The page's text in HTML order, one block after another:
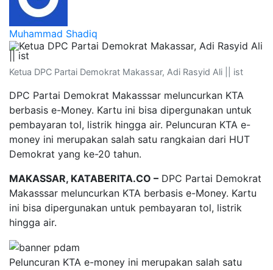
Muhammad Shadiq
Ketua DPC Partai Demokrat Makassar, Adi Rasyid Ali || ist
DPC Partai Demokrat Makasssar meluncurkan KTA
berbasis e-Money. Kartu ini bisa dipergunakan untuk
pembayaran tol, listrik hingga air. Peluncuran KTA e-
money ini merupakan salah satu rangkaian dari HUT
Demokrat yang ke-20 tahun.
MAKASSAR, KATABERITA.CO – DPC Partai Demokrat
Makasssar meluncurkan KTA berbasis e-Money. Kartu
ini bisa dipergunakan untuk pembayaran tol, listrik
hingga air.
Peluncuran KTA e-money ini merupakan salah satu